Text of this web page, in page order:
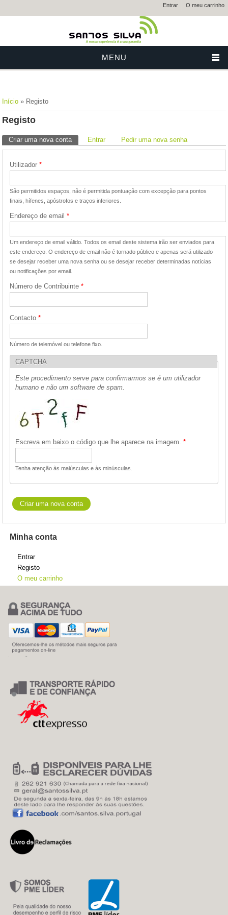
Entrar O meu carrinho
MENU
Está aqui
Início » Registo
Registo
Separadores primários
Criar uma nova conta (separador ativo)
Entrar Pedir uma nova senha
Utilizador *
São permitidos espaços, não é permitida pontuação com excepção para pontos
finais, hífenes, apóstrofos e traços inferiores.
Endereço de email *
Um endereço de email válido. Todos os email deste sistema irão ser enviados para
este endereço. O endereço de email não é tornado público e apenas será utilizado
se desejar receber uma nova senha ou se desejar receber determinadas notícias
ou notificações por email.
Número de Contribuinte *
Contacto *
Número de telemóvel ou telefone fixo.
CAPTCHA
Este procedimento serve para confirmarmos se é um utilizador
humano e não um software de spam.
Escreva em baixo o código que lhe aparece na imagem. *
Tenha atenção às maiúsculas e às minúsculas.
Minha conta
Entrar
Registo
O meu carrinho